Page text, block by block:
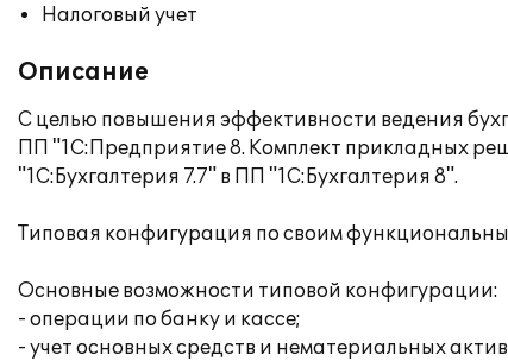
Налоговый учет
Описание
С целью повышения эффективности ведения
ПП "1С:Предприятие 8. Комплект прикладных
"1С:Бухгалтерия 7.7" в ПП "1С:Бухгалтерия 8".
Типовая конфигурация по своим
Основные возможности типовой конфигурации:
- операции по банку и кассе;
- учет основных средств и нематериальных